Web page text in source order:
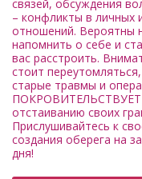
связей, обсуждения
– конфликты в личных
отношений. Вероятны
напомнить о себе и
вас расстроить.
стоит
старые травмы и
ПОКРОВИТЕЛЬСТВУЕТ
отстаиванию своих
Прислушивайтесь к
создания оберега на
дня!